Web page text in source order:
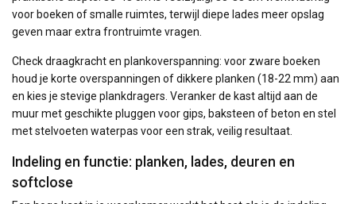
voor boeken of smalle ruimtes, terwijl diepe lades meer opslag
geven maar extra frontruimte vragen.
Check draagkracht en plankoverspanning: voor zware boeken
houd je korte overspanningen of dikkere planken (18-22 mm) aan
en kies je stevige plankdragers. Veranker de kast altijd aan de
muur met geschikte pluggen voor gips, baksteen of beton en stel
met stelvoeten waterpas voor een strak, veilig resultaat.
Indeling en functie: planken, lades, deuren en
softclose